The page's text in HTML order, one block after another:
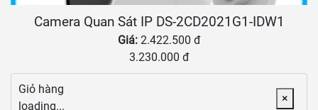
Camera Quan Sát IP DS-2CD2021G1-IDW1
Giá: 2.422.500 đ
3.230.000 đ
×
Giỏ hàng
loading...